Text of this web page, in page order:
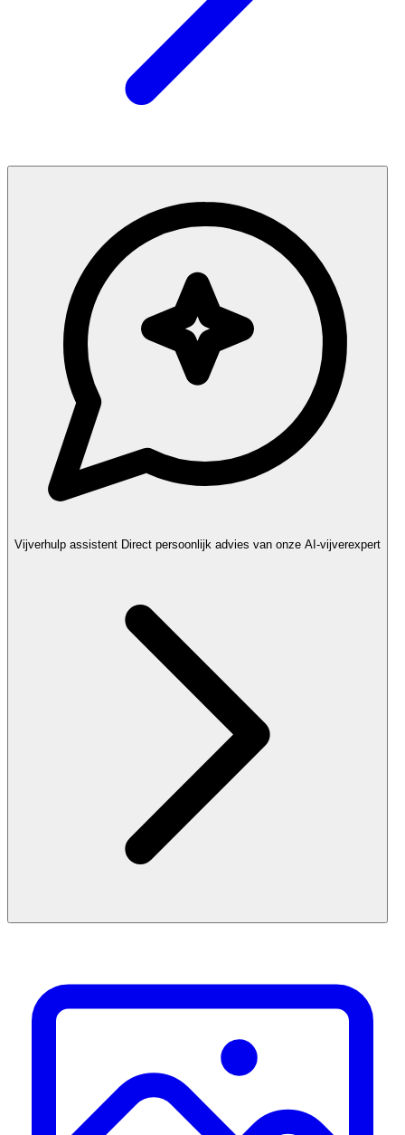
Vijverhulp assistent Direct persoonlijk advies van onze AI-vijverexpert